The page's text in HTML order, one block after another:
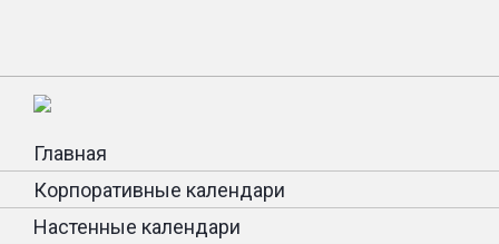
Главная
Корпоративные календари
Настенные календари